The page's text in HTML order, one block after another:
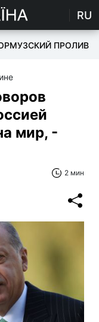
RU
ПРОЛИВ
мир, -
2 мин